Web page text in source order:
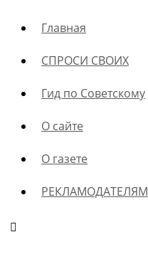
Главная
СПРОСИ СВОИХ
Гид по Советскому
О сайте
О газете
РЕКЛАМОДАТЕЛЯМ